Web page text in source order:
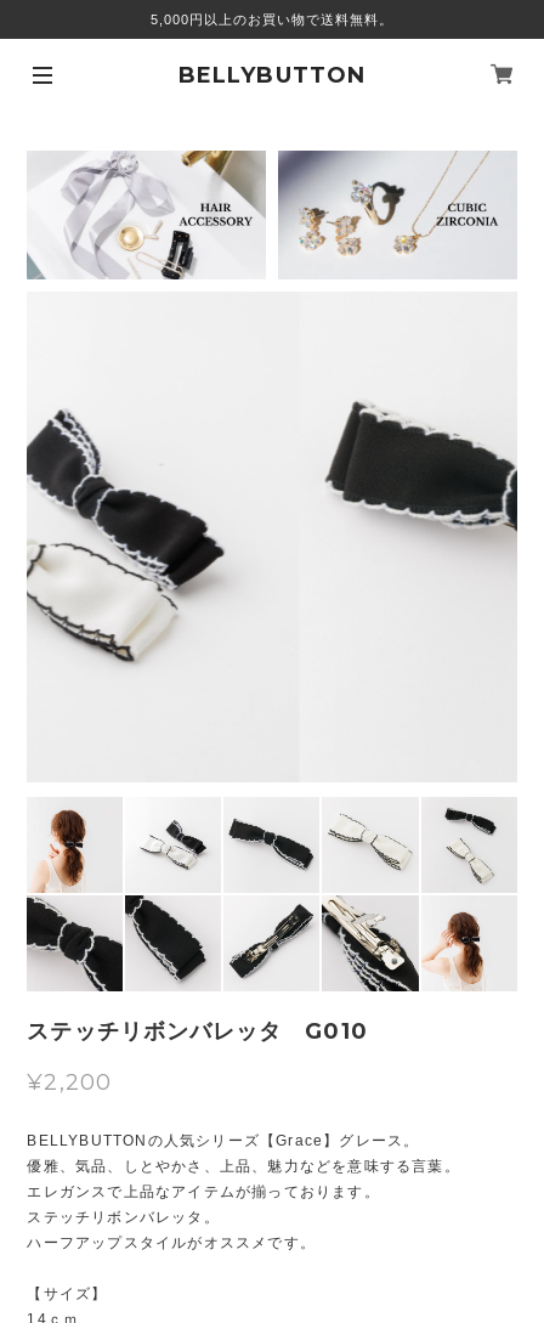
5,000円以上のお買い物で送料無料。
BELLYBUTTON
ステッチリボンバレッタ G010
¥2,200
BELLYBUTTONの人気シリーズ【Grace】グレース。
優雅、気品、しとやかさ、上品、魅力などを意味する言葉。
エレガンスで上品なアイテムが揃っております。
ステッチリボンバレッタ。
ハーフアップスタイルがオススメです。
【サイズ】
14ｃｍ